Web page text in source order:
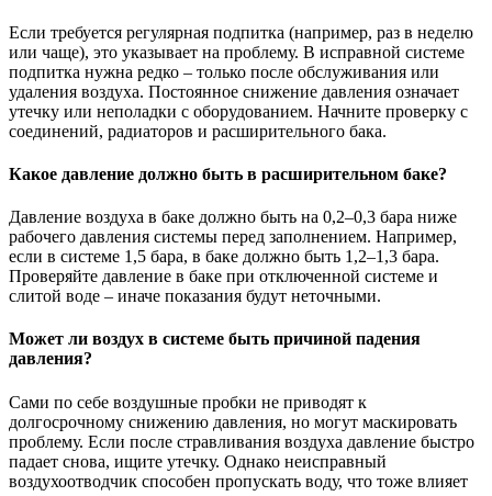
Если требуется регулярная подпитка (например, раз в неделю
или чаще), это указывает на проблему. В исправной системе
подпитка нужна редко – только после обслуживания или
удаления воздуха. Постоянное снижение давления означает
утечку или неполадки с оборудованием. Начните проверку с
соединений, радиаторов и расширительного бака.
Какое давление должно быть в расширительном баке?
Давление воздуха в баке должно быть на 0,2–0,3 бара ниже
рабочего давления системы перед заполнением. Например,
если в системе 1,5 бара, в баке должно быть 1,2–1,3 бара.
Проверяйте давление в баке при отключенной системе и
слитой воде – иначе показания будут неточными.
Может ли воздух в системе быть причиной падения
давления?
Сами по себе воздушные пробки не приводят к
долгосрочному снижению давления, но могут маскировать
проблему. Если после стравливания воздуха давление быстро
падает снова, ищите утечку. Однако неисправный
воздухоотводчик способен пропускать воду, что тоже влияет